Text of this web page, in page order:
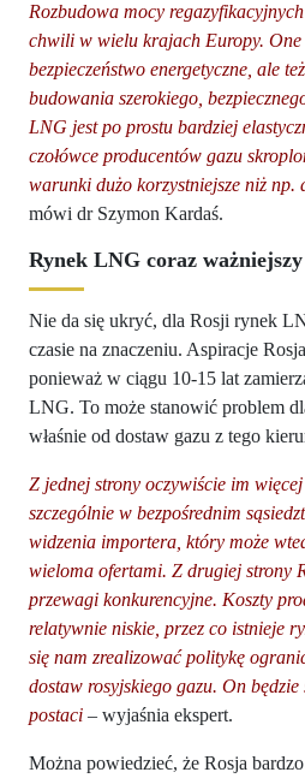
Rozbudowa mocy
chwili w wielu krajach Europy.
bezpieczeństwo energetyczne, ale
budowania szerokiego,
LNG jest po prostu bardziej
czołówce producentów gazu
warunki dużo korzystniejsze niż
mówi dr Szymon Kardaś.
Rynek LNG coraz
Nie da się ukryć, dla Rosji rynek
czasie na znaczeniu. Aspiracje
ponieważ w ciągu 10-15 lat
LNG. To może stanowić problem
właśnie od dostaw gazu z tego
Z jednej strony oczywiście im
szczególnie w bezpośrednim
widzenia importera, który może
wieloma ofertami. Z drugiej strony
przewagi konkurencyjne. Koszty
relatywnie niskie, przez co istnieje
się nam zrealizować politykę
dostaw rosyjskiego gazu. On
postaci – wyjaśnia ekspert.
Można powiedzieć, że Rosja